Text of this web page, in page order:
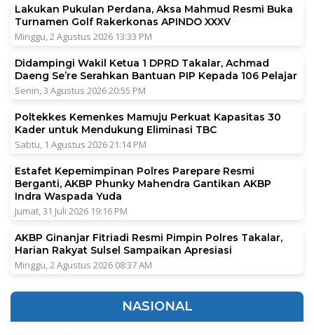
Lakukan Pukulan Perdana, Aksa Mahmud Resmi Buka
Turnamen Golf Rakerkonas APINDO XXXV
Minggu, 2 Agustus 2026 13:33 PM
Didampingi Wakil Ketua 1 DPRD Takalar, Achmad
Daeng Se’re Serahkan Bantuan PIP Kepada 106 Pelajar
Senin, 3 Agustus 2026 20:55 PM
Poltekkes Kemenkes Mamuju Perkuat Kapasitas 30
Kader untuk Mendukung Eliminasi TBC
Sabtu, 1 Agustus 2026 21:14 PM
Estafet Kepemimpinan Polres Parepare Resmi
Berganti, AKBP Phunky Mahendra Gantikan AKBP
Indra Waspada Yuda
Jumat, 31 Juli 2026 19:16 PM
AKBP Ginanjar Fitriadi Resmi Pimpin Polres Takalar,
Harian Rakyat Sulsel Sampaikan Apresiasi
Minggu, 2 Agustus 2026 08:37 AM
NASIONAL